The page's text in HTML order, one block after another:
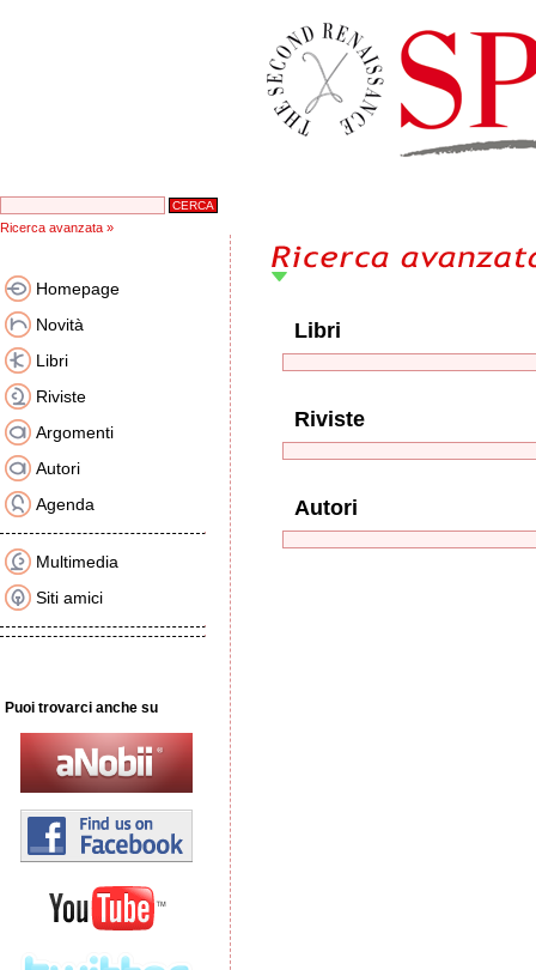
Ricerca avanzata »
Homepage
Novità
Libri
Riviste
Argomenti
Autori
Agenda
Multimedia
Siti amici
Puoi trovarci anche su
Libri
Riviste
Autori